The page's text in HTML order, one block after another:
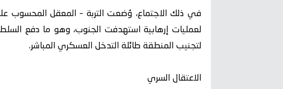
في ذلك الاجتماع، وُضعت التربة – المعقل المحسوب
لعمليات إرهابية استهدفت الجنوب، وهو ما دفع
لتجنيب المنطقة طائلة التدخل العسكري المباشر.
الاعتقال السري